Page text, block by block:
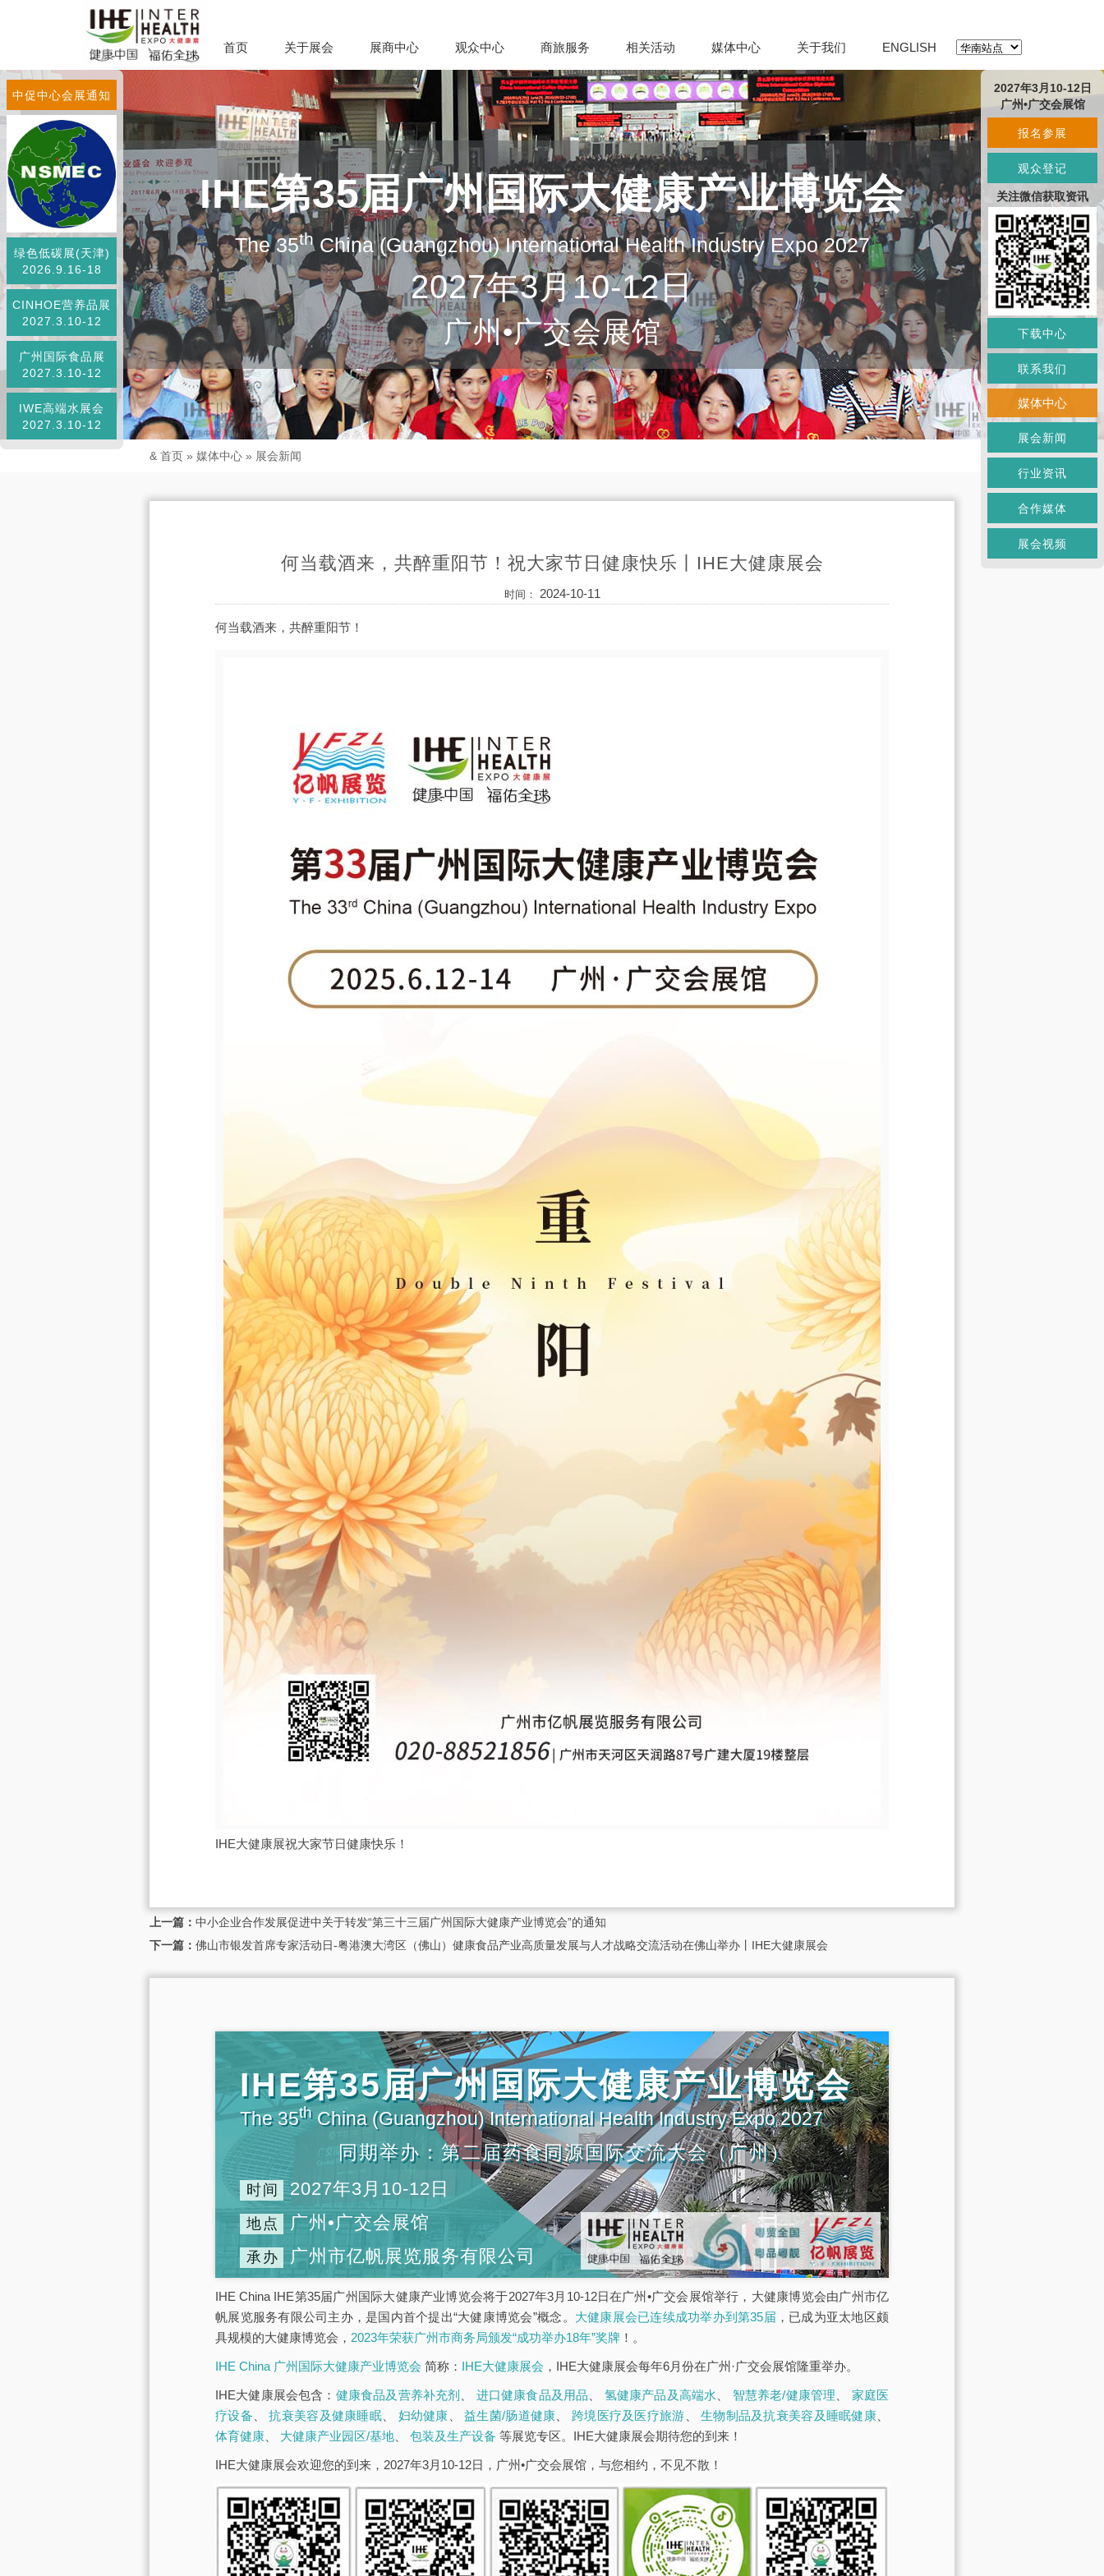
首页 关于展会 展商中心 观众中心 商旅服务 相关活动 媒体中心 关于我们 ENGLISH
IHE第35届广州国际大健康产业博览会
The 35thChina (Guangzhou) International Health Industry Expo 2027
2027年3月10-12日
广州•广交会展馆
中促中心会展通知
绿色低碳展(天津)
2026.9.16-18
CINHOE营养品展
2027.3.10-12
广州国际食品展
2027.3.10-12
IWE高端水展会
2027.3.10-12
& 首页 » 媒体中心 » 展会新闻
何当载酒来，共醉重阳节！祝大家节日健康快乐丨IHE大健康展会
时间： 2024-10-11
何当载酒来，共醉重阳节！
IHE大健康展祝大家节日健康快乐！
上一篇： 中小企业合作发展促进中关于转发“第三十三届广州国际大健康产业博览会”的通知
下一篇： 佛山市银发首席专家活动日-粤港澳大湾区（佛山）健康食品产业高质量发展与人才战略交流活动在佛山举办丨IHE大健康展会
IHE第35届广州国际大健康产业博览会
The 35thChina (Guangzhou) International Health Industry Expo 2027
同期举办：第二届药食同源国际交流大会（广州）
时间 2027年3月10-12日
地点 广州•广交会展馆
承办 广州市亿帆展览服务有限公司
IHE China IHE第35届广州国际大健康产业博览会将于2027年3月10-12日在广州•广交会展馆举行，大健康博览会由广州市亿
帆展览服务有限公司主办，是国内首个提出“大健康博览会”概念。 大健康展会已连续成功举办到第35届 ，已成为亚太地区颇
具规模的大健康博览会， 2023年荣获广州市商务局颁发“成功举办18年”奖牌 ！。
IHE China 广州国际大健康产业博览会 简称： IHE大健康展会 ，IHE大健康展会每年6月份在广州·广交会展馆隆重举办。
IHE大健康展会包含： 健康食品及营养补充剂 进口健康食品及用品 氢健康产品及高端水 智慧养老/健康管理
家庭医
疗设备 、抗衰美容及健康睡眠、 妇幼健康 、益生菌/肠道健康 跨境医疗及医疗旅游 、生物制品及抗衰美容及睡眠健康
体育健康
大健康产业园区/基地 包装及生产设备 等展览专区。IHE大健康展会期待您的到来！
IHE大健康展会欢迎您的到来，2027年3月10-12日，广州•广交会展馆，与您相约，不见不散！
2027年3月10-12日
广州•广交会展馆
报名参展
观众登记
关注微信获取资讯
下载中心
联系我们
媒体中心
展会新闻
行业资讯
合作媒体
展会视频